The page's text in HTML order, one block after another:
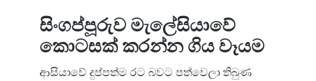
සිංගප්පූරුව මැලේසියාවේ
කොටසක් කරන්න ගිය වෑයම
ආසියාවේ දුප්පත්ම රට බවට පත්වෙලා තිබුණ